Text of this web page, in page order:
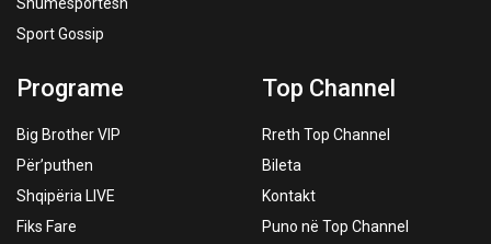
Sport Gossip
Programe
Big Brother VIP
Për’puthen
Shqipëria LIVE
Fiks Fare
Top Channel
Rreth Top Channel
Bileta
Kontakt
Puno në Top Channel